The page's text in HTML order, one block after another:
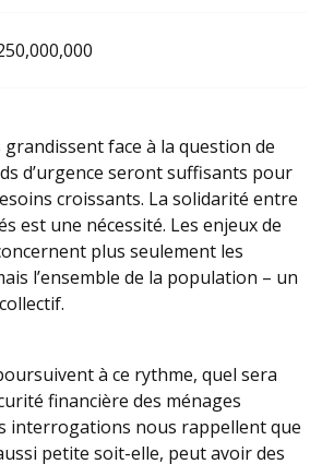
face à la question de
d’urgence seront suffisants pour
croissants. La solidarité entre
est une nécessité. Les enjeux de
plus seulement les
l’ensemble de la population – un
à ce rythme, quel sera
financière des ménages
interrogations nous rappellent que
petite soit-elle, peut avoir des